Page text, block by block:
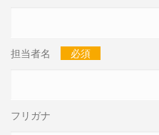
担当者名 必須
フリガナ